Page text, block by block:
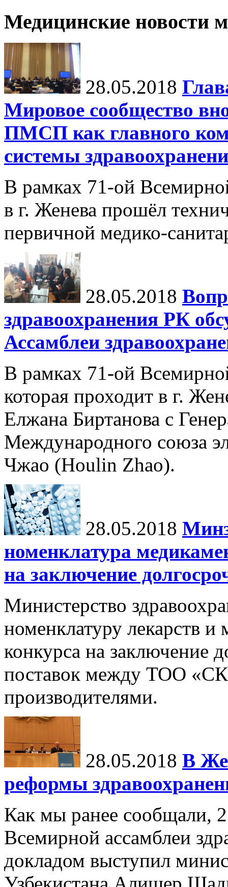
Медицинские новости
28.05.2018
Мировое сообщество
ПМСП как главного
системы
В рамках 71-ой
в г. Женева прошёл
первичной медико-
28.05.2018
здравоохранения РК
Ассамблеи
В рамках 71-ой
которая проходит в г.
Елжана Биртанова с
Международного союза
Чжао (Houlin Zhao).
28.05.2018
номенклатура
на заключение
Министерство
номенклатуру лекарств и
конкурса на заключение
поставок между ТОО
производителями.
28.05.2018 В
реформы
Как мы ранее сообщали,
Всемирной ассамблеи
докладом выступил